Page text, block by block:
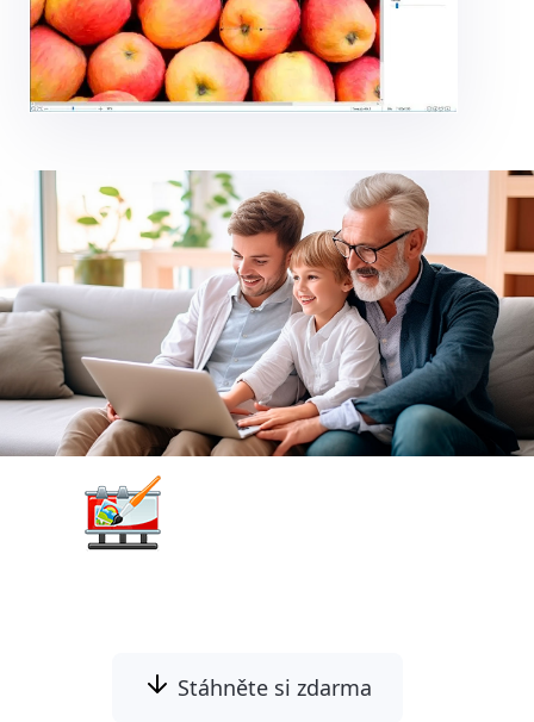
Stáhněte si zdarma